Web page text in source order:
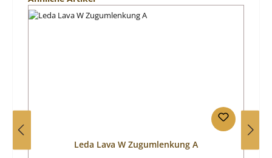
Leda Lava W Zugumlenkung A